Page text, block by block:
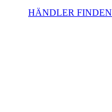
HÄNDLER FINDEN